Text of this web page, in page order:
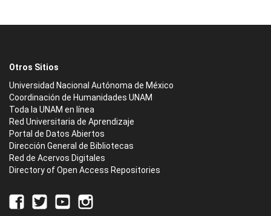
Otros Sitios
Universidad Nacional Autónoma de México
Coordinación de Humanidades UNAM
Toda la UNAM en línea
Red Universitaria de Aprendizaje
Portal de Datos Abiertos
Dirección General de Bibliotecas
Red de Acervos Digitales
Directory of Open Access Repositories